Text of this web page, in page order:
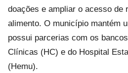
doações e ampliar o acesso de
alimento. O município mantém
possui parcerias com os
Clínicas (HC) e do Hospital
(Hemu).